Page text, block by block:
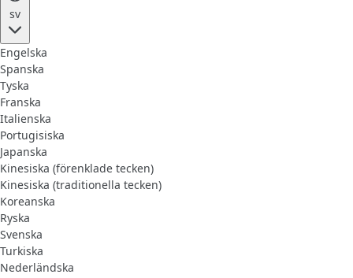
sv
Engelska
Spanska
Tyska
Franska
Italienska
Portugisiska
Japanska
Kinesiska (förenklade tecken)
Kinesiska (traditionella tecken)
Koreanska
Ryska
Svenska
Turkiska
Nederländska